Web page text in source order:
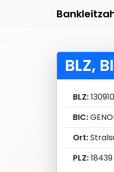
BLZ,
BLZ:
BIC:
Ort:
PLZ:18439